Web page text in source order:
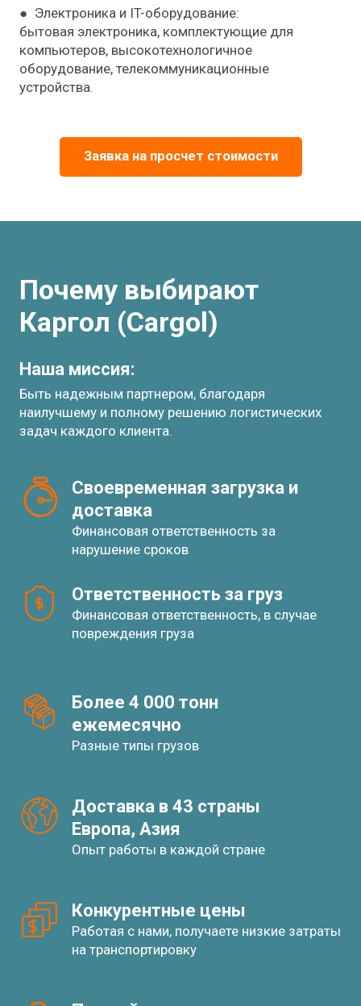
● Электроника и IT-оборудование:
бытовая электроника, комплектующие для
компьютеров, высокотехнологичное
оборудование, телекоммуникационные
устройства.
Заявка на просчет стоимости
Почему выбирают
Каргол (Cargol)
Наша миссия:
Быть надежным партнером, благодаря
наилучшему и полному решению логистических
задач каждого клиента.
Своевременная загрузка и
доставка
Финансовая ответственность за
нарушение сроков
Ответственность за груз
Финансовая ответственность, в случае
повреждения груза
Более 4 000 тонн
ежемесячно
Разные типы грузов
Доставка в 43 страны
Европа, Азия
Опыт работы в каждой стране
Конкурентные цены
Работая с нами, получаете низкие затраты
на транспортировку